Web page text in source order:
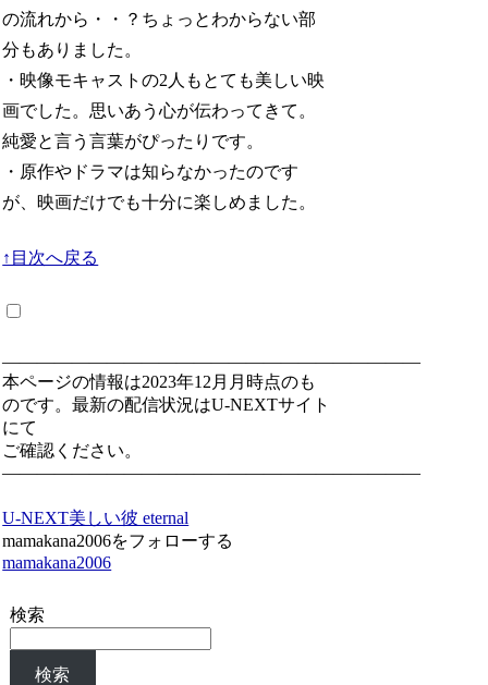
の流れから・・？ちょっとわからない部
分もありました。
・映像モキャストの2人もとても美しい映
画でした。思いあう心が伝わってきて。
純愛と言う言葉がぴったりです。
・原作やドラマは知らなかったのです
が、映画だけでも十分に楽しめました。
↑目次へ戻る
————————————————————————
本ページの情報は2023年12月月時点のも
のです。最新の配信状況はU-NEXTサイト
にて
ご確認ください。
————————————————————————
U-NEXT美しい彼 eternal
mamakana2006をフォローする
mamakana2006
検索
検索